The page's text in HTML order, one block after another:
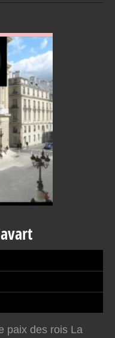
paix des rois La